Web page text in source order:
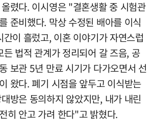
렸다. 이시영은 "결혼생활 중 시험관
준비했다. 막상 수정된 배아를 이식
이 흘렀고, 이혼 이야기가 자연스럽
든 법적 관계가 정리되어 갈 즈음, 공
보관 5년 만료 시기가 다가오면서 선
왔다. 폐기 시점을 앞두고 이식받는
방은 동의하지 않았지만, 내가 내린
히 안고 가려 한다"고 밝혔다.